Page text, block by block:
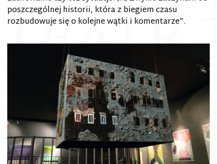
poszczególnej historii, która z biegiem czasu
rozbudowuje się o kolejne wątki i komentarze”.